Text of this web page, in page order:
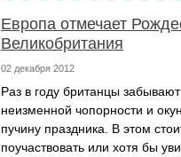
Европа отмечает
Великобритания
02 декабря 2012
Раз в году британцы
неизменной чопорности и
пучину праздника. В этом
поучаствовать или хотя бы